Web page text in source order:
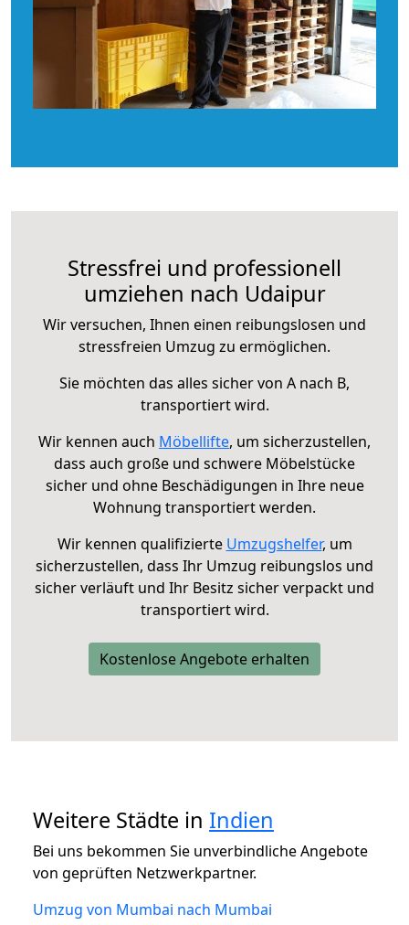
Stressfrei und professionell
umziehen nach Udaipur
Wir versuchen, Ihnen einen reibungslosen und
stressfreien Umzug zu ermöglichen.
Sie möchten das alles sicher von A nach B,
transportiert wird.
Wir kennen auch Möbellifte, um sicherzustellen,
dass auch große und schwere Möbelstücke
sicher und ohne Beschädigungen in Ihre neue
Wohnung transportiert werden.
Wir kennen qualifizierte Umzugshelfer, um
sicherzustellen, dass Ihr Umzug reibungslos und
sicher verläuft und Ihr Besitz sicher verpackt und
transportiert wird.
Kostenlose Angebote erhalten
Weitere Städte in Indien
Bei uns bekommen Sie unverbindliche Angebote
von geprüften Netzwerkpartner.
Umzug von Mumbai nach Mumbai